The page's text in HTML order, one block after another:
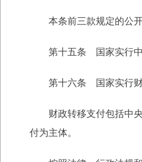
本条前三款规定的公开
第十五条 国家实行中
第十六条 国家实行财政
财政转移支付包括中央
付为主体。